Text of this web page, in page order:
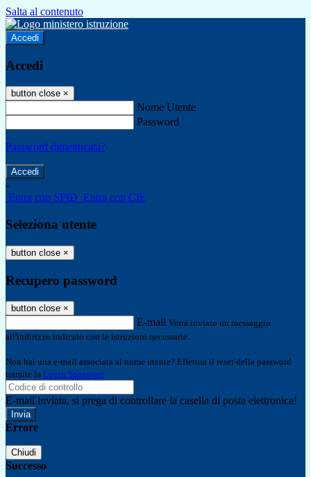
Salta al contenuto
Accedi
Accedi
button close ×
Nome Utente
Password
Password dimenticata?
-
Entra con SPID Entra con CIE
Seleziona utente
button close ×
Recupero password
button close ×
E-mail Verrà inviato un messaggio
all'indirizzo indicato con le istruzioni necessarie.
Non hai una e-mail associata al nome utente? Effettua il reset della password
tramite la Login Spaggiari
E-mail inviata, si prega di controllare la casella di posta elettronica!
Errore
Chiudi
Successo